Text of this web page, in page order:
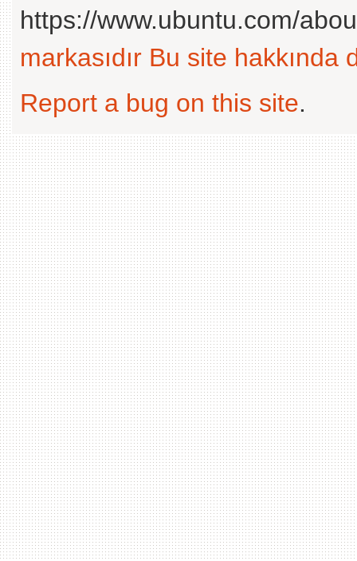
https://www.ubuntu.com/
markasıdır Bu site hakkında
Report a bug on this site.